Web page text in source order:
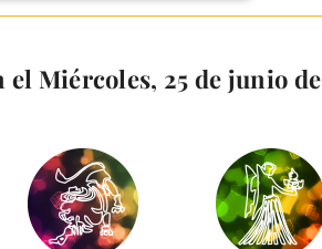
Miércoles, 25 de junio de